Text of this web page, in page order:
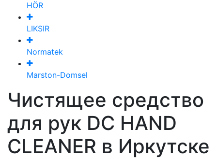
HÖR
LIKSIR
Normatek
Marston-Domsel
Чистящее средство
для рук DC HAND
CLEANER в Иркутске